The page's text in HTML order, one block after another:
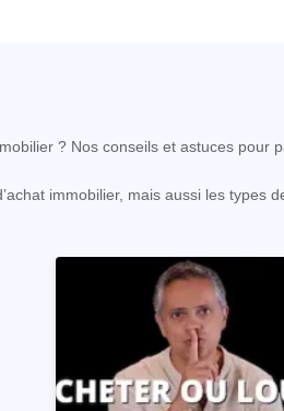
? Nos conseils et astuces pour
immobilier, mais aussi les